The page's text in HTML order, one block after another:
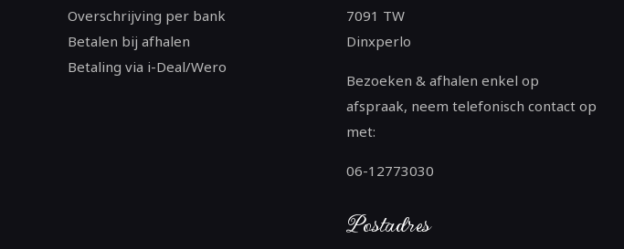
Overschrijving per bank
Betalen bij afhalen
Betaling via i-Deal/Wero
7091 TW
Dinxperlo
Bezoeken & afhalen enkel op
afspraak, neem telefonisch contact op
met:
06-12773030
Postadres